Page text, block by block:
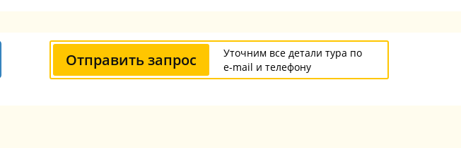
Отправить запрос
Уточним все детали тура по
e-mail и телефону